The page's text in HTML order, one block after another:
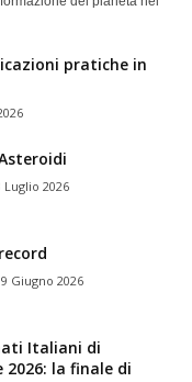
pratiche in
Luglio 2026
Giugno 2026
Italiani di
la finale di